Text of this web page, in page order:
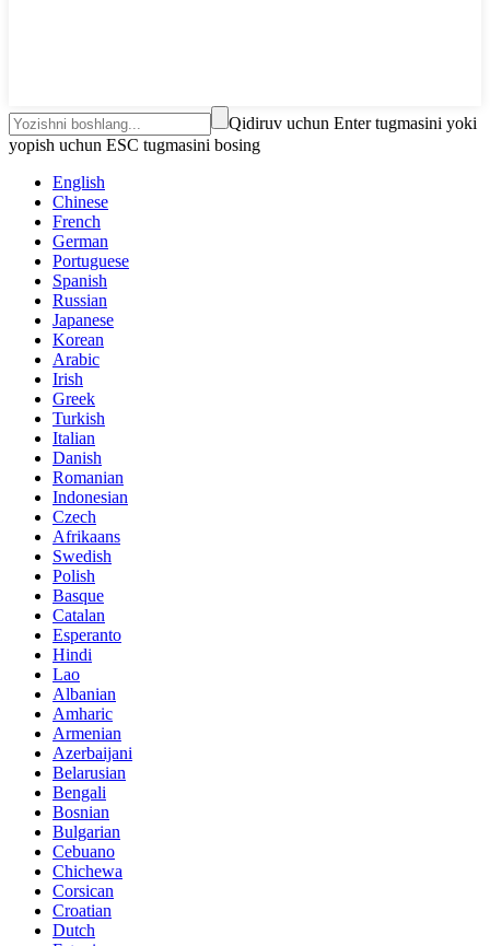
Qidiruv uchun Enter tugmasini yoki
yopish uchun ESC tugmasini bosing
English
Chinese
French
German
Portuguese
Spanish
Russian
Japanese
Korean
Arabic
Irish
Greek
Turkish
Italian
Danish
Romanian
Indonesian
Czech
Afrikaans
Swedish
Polish
Basque
Catalan
Esperanto
Hindi
Lao
Albanian
Amharic
Armenian
Azerbaijani
Belarusian
Bengali
Bosnian
Bulgarian
Cebuano
Chichewa
Corsican
Croatian
Dutch